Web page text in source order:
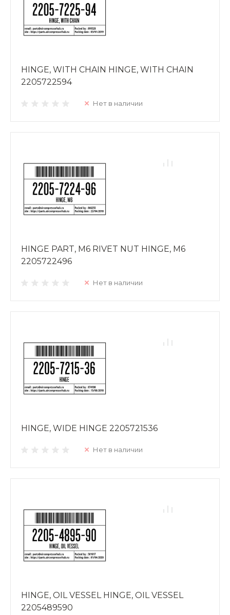
HINGE, WITH CHAIN HINGE, WITH CHAIN
2205722594
Нет в наличии
HINGE PART, M6 RIVET NUT HINGE, M6
2205722496
Нет в наличии
HINGE, WIDE HINGE 2205721536
Нет в наличии
HINGE, OIL VESSEL HINGE, OIL VESSEL
2205489590